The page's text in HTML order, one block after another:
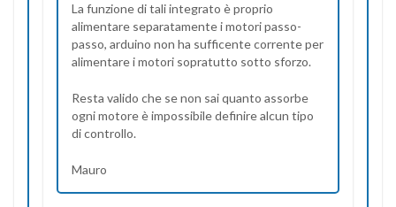
La funzione di tali integrato è proprio
alimentare separatamente i motori passo-
passo, arduino non ha sufficente corrente per
alimentare i motori sopratutto sotto sforzo.
Resta valido che se non sai quanto assorbe
ogni motore è impossibile definire alcun tipo
di controllo.
Mauro